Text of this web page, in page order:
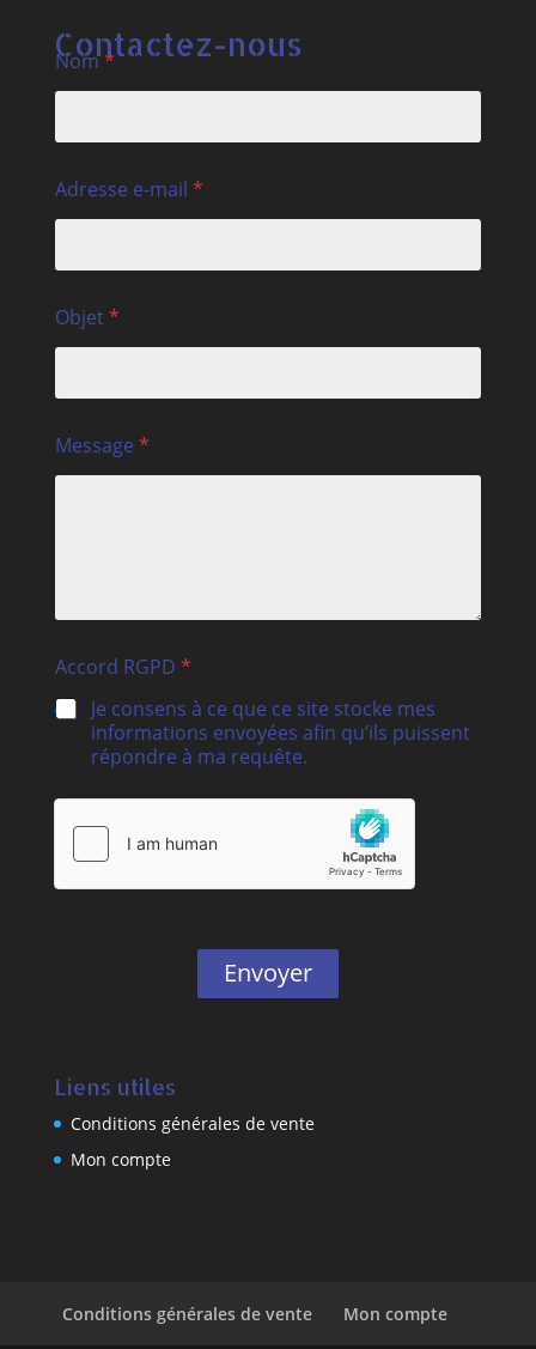
Contactez-nous
Nom*
Adresse e-mail *
Objet*
Message *
Accord RGPD *
Je consens à ce que ce site stocke mes
informations envoyées afin qu’ils puissent
répondre à ma requête.
Envoyer
Liens utiles
Conditions générales de vente
Mon compte
Conditions générales de vente Mon compte